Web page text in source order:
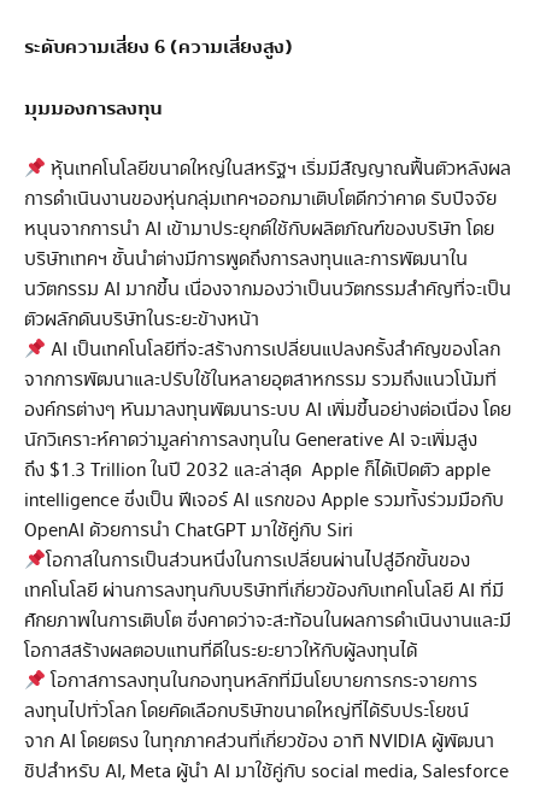
ระดับความเสี่ยง 6 (ความเสี่ยงสูง)
มุมมองการลงทุน
หุ้นเทคโนโลยีขนาดใหญ่ในสหรัฐฯ เริ่มมีสัญญาณฟื้นตัวหลังผล
การดำเนินงานของหุ่นกลุ่มเทคฯออกมาเติบโตดีกว่าคาด รับปัจจัย
หนุนจากการนำ AI เข้ามาประยุกต์ใช้กับผลิตภัณฑ์ของบริษัท โดย
บริษัทเทคฯ ชั้นนำต่างมีการพูดถึงการลงทุนและการพัฒนาใน
นวัตกรรม AI มากขึ้น เนื่องจากมองว่าเป็นนวัตกรรมสำคัญที่จะเป็น
ตัวผลักดันบริษัทในระยะข้างหน้า
AI เป็นเทคโนโลยีที่จะสร้างการเปลี่ยนแปลงครั้งสำคัญของโลก
จากการพัฒนาและปรับใช้ในหลายอุตสาหกรรม รวมถึงแนวโน้มที่
องค์กรต่างๆ หันมาลงทุนพัฒนาระบบ AI เพิ่มขึ้นอย่างต่อเนื่อง โดย
นักวิเคราะห์คาดว่ามูลค่าการลงทุนใน Generative AI จะเพิ่มสูง
ถึง $1.3 Trillion ในปี 2032 และล่าสุด Apple ก็ได้เปิดตัว apple
intelligence ซึ่งเป็น ฟีเจอร์ AI แรกของ Apple รวมทั้งร่วมมือกับ
OpenAI ด้วยการนำ ChatGPT มาใช้คู่กับ Siri
โอกาสในการเป็นส่วนหนึ่งในการเปลี่ยนผ่านไปสู่อีกขั้นของ
เทคโนโลยี ผ่านการลงทุนกับบริษัทที่เกี่ยวข้องกับเทคโนโลยี AI ที่มี
ศักยภาพในการเติบโต ซึ่งคาดว่าจะสะท้อนในผลการดำเนินงานและมี
โอกาสสร้างผลตอบแทนที่ดีในระยะยาวให้กับผู้ลงทุนได้
โอกาสการลงทุนในกองทุนหลักที่มีนโยบายการกระจายการ
ลงทุนไปทั่วโลก โดยคัดเลือกบริษัทขนาดใหญ่ที่ได้รับประโยชน์
จาก AI โดยตรง ในทุกภาคส่วนที่เกี่ยวข้อง อาทิ NVIDIA ผู้พัฒนา
ชิปสำหรับ AI, Meta ผู้นำ AI มาใช้คู่กับ social media, Salesforce